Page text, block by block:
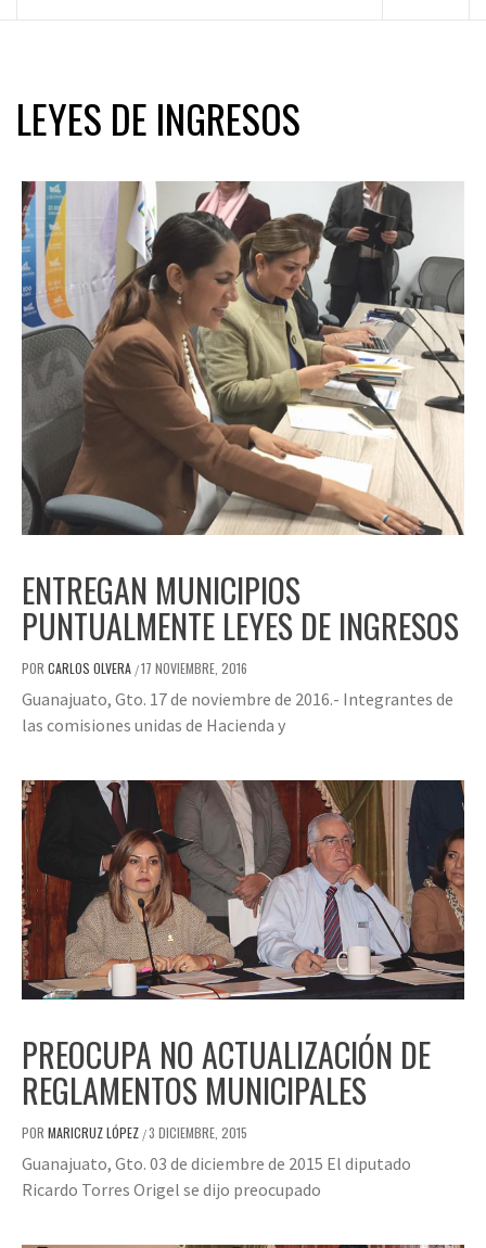
LEYES DE INGRESOS
ENTREGAN MUNICIPIOS
PUNTUALMENTE LEYES DE INGRESOS
POR CARLOS OLVERA /17 NOVIEMBRE, 2016
Guanajuato, Gto. 17 de noviembre de 2016.- Integrantes de
las comisiones unidas de Hacienda y
PREOCUPA NO ACTUALIZACIÓN DE
REGLAMENTOS MUNICIPALES
POR MARICRUZ LÓPEZ /3 DICIEMBRE, 2015
Guanajuato, Gto. 03 de diciembre de 2015 El diputado
Ricardo Torres Origel se dijo preocupado